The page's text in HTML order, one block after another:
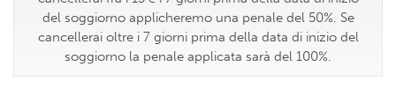
del soggiorno applicheremo una penale del 50%. Se
cancellerai oltre i 7 giorni prima della data di inizio del
soggiorno la penale applicata sarà del 100%.